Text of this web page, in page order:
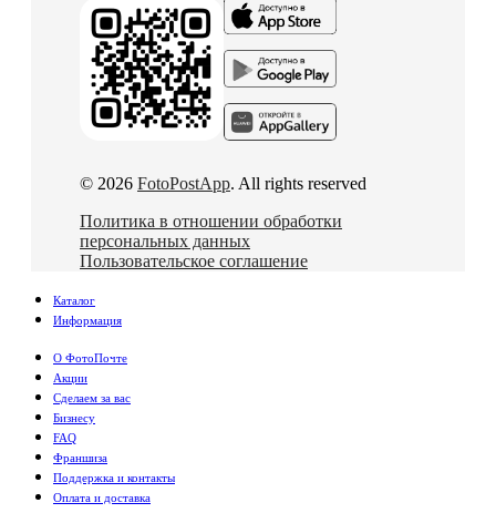
© 2026 FotoPostApp. All rights reserved
Политика в отношении обработки
персональных данных
Пользовательское соглашение
Каталог
Информация
О ФотоПочте
Акции
Сделаем за вас
Бизнесу
FAQ
Франшиза
Поддержка и контакты
Оплата и доставка